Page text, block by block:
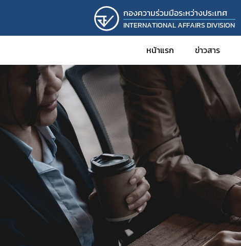
กองความร่วมมือระหว่างประเทศ
INTERNATIONAL AFFAIRS DIVISION
หน้าแรก ข่าวสาร